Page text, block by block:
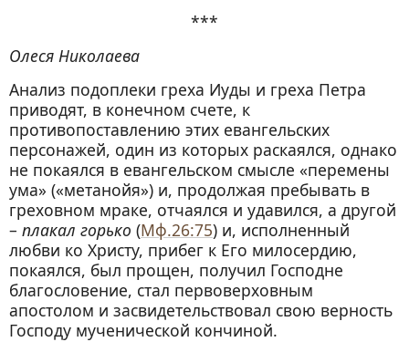
***
Олеся Николаева
Анализ подоплеки греха Иуды и греха Петра
приводят, в конечном счете, к
противопоставлению этих евангельских
персонажей, один из которых раскаялся, однако
не покаялся в евангельском смысле «перемены
ума» («метанойя») и, продолжая пребывать в
греховном мраке, отчаялся и удавился, а другой
– плакал горько (Мф.26:75) и, исполненный
любви ко Христу, прибег к Его милосердию,
покаялся, был прощен, получил Господне
благословение, стал первоверховным
апостолом и засвидетельствовал свою верность
Господу мученической кончиной.